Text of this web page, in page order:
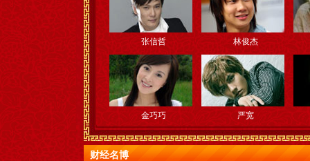
张信哲 林俊杰
金巧巧 严宽
财经名博